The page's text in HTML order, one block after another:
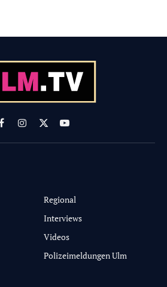
FacebookInstagram
X
(Twitter)
YouTube
Regional
Interviews
Videos
Polizeimeldungen Ulm